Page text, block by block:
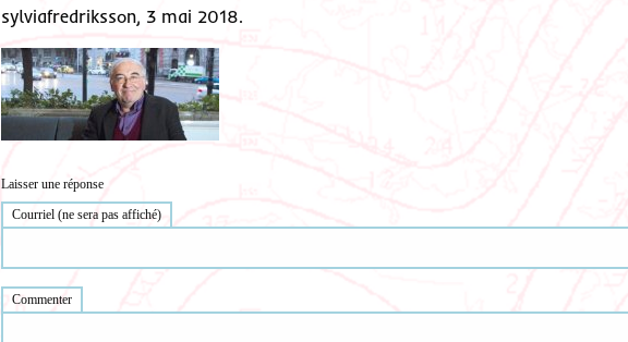
sylviafredriksson, 3 mai 2018.
Laisser une réponse
Courriel (ne sera pas affiché)
Commenter